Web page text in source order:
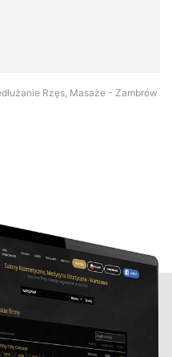
Rzęs, Masaże - Zambrów